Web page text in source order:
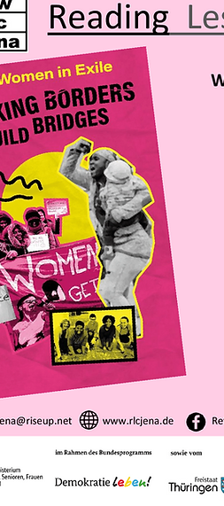
in Exile ist eine Initiative von
Berlin